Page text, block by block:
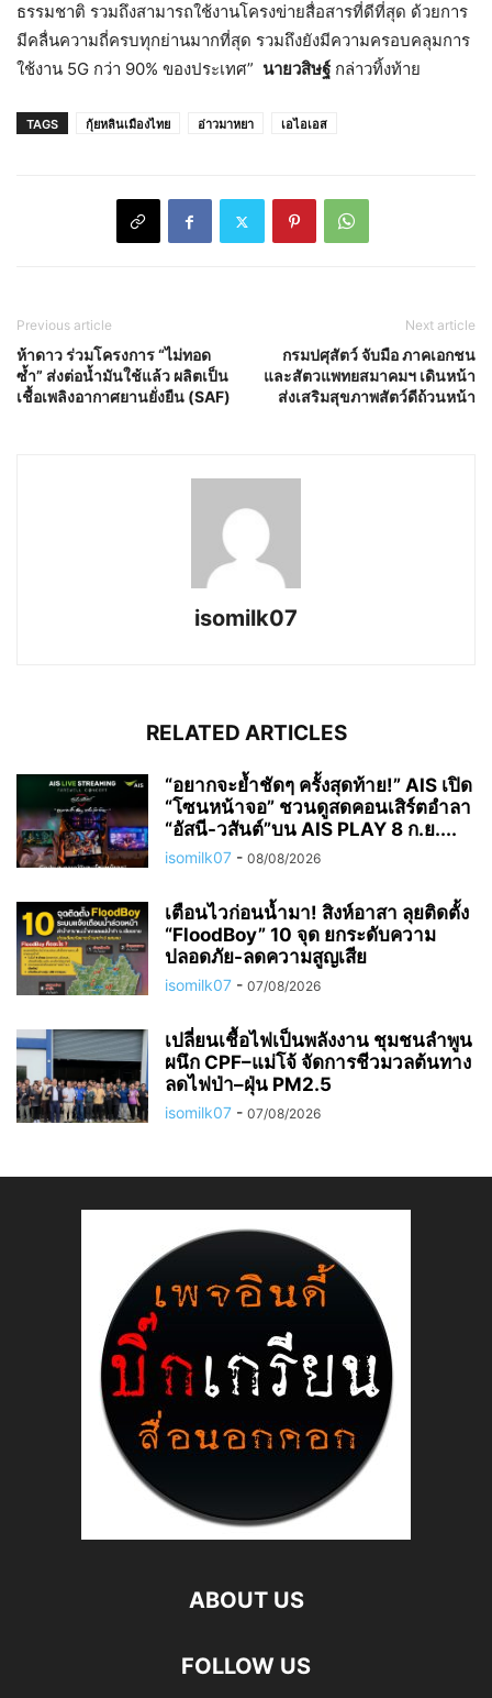
ธรรมชาติ รวมถึงสามารถใช้งานโครงข่ายสื่อสารที่ดีที่สุด ด้วยการ
มีคลื่นความถี่ครบทุกย่านมากที่สุด รวมถึงยังมีความครอบคลุมการ
ใช้งาน 5G กว่า 90% ของประเทศ” นายวสิษฐ์ กล่าวทิ้งท้าย
TAGS กุ้ยหลินเมืองไทย อ่าวมาหยา เอไอเอส
Previous article
ห้าดาว ร่วมโครงการ “ไม่ทอด
ซ้ำ” ส่งต่อน้ำมันใช้แล้ว ผลิตเป็น
เชื้อเพลิงอากาศยานยั่งยืน (SAF)
Next article
กรมปศุสัตว์ จับมือ ภาคเอกชน
และสัตวแพทยสมาคมฯ เดินหน้า
ส่งเสริมสุขภาพสัตว์ดีถ้วนหน้า
isomilk07
RELATED ARTICLES
“อยากจะย้ำชัดๆ ครั้งสุดท้าย!” AIS เปิด
“โซนหน้าจอ” ชวนดูสดคอนเสิร์ตอำลา
“อัสนี-วสันต์”บน AIS PLAY 8 ก.ย....
isomilk07 - 08/08/2026
เตือนไวก่อนน้ำมา! สิงห์อาสา ลุยติดตั้ง
“FloodBoy” 10 จุด ยกระดับความ
ปลอดภัย-ลดความสูญเสีย
isomilk07 - 07/08/2026
เปลี่ยนเชื้อไฟเป็นพลังงาน ชุมชนลำพูน
ผนึก CPF–แม่โจ้ จัดการชีวมวลต้นทาง
ลดไฟป่า–ฝุ่น PM2.5
isomilk07 - 07/08/2026
ABOUT US
FOLLOW US